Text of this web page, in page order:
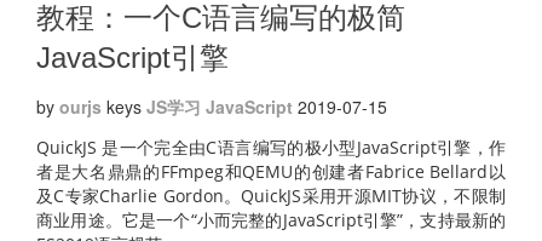
教程：一个C语言编写的极简
JavaScript引擎
by ourjs keys JS学习 JavaScript 2019-07-15
QuickJS 是一个完全由C语言编写的极小型JavaScript引擎，作
者是大名鼎鼎的FFmpeg和QEMU的创建者Fabrice Bellard以
及C专家Charlie Gordon。QuickJS采用开源MIT协议，不限制
商业用途。它是一个“小而完整的JavaScript引擎”，支持最新的